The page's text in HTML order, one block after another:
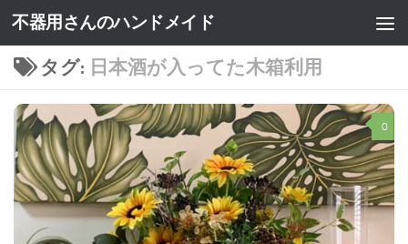
不器用さんのハンドメイド
タグ: 日本酒が入ってた木箱利用
0